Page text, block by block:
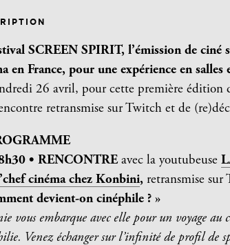
SCREEN SPIRIT, l’émission de ciné
en France, pour une expérience en
26 avril, pour cette première édition
retransmise sur Twitch et de
•RENCONTREavec la youtubeuse
cinéma chez Konbini,retransmise sur
devient-on cinéphile ? »
vous embarque avec elle pour un voyage
Venez échanger sur l’infinité de profil de